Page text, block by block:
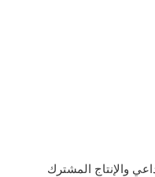
والإنتاج المشترك